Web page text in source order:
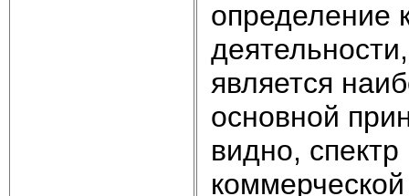
определение
является
основной
видно,